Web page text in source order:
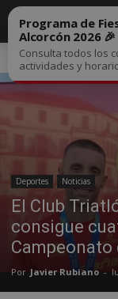
Inicio Deportes
Deportes Noticias
El Club
consigue
Por Javier Rubiano -
Programa de
Alcorcón 2026 🎉
Consulta todos los
actividades y